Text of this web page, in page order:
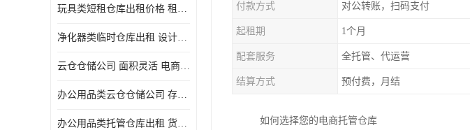
玩具类短租仓库出租价格 租期灵活 智能电商配套
净化器类临时仓库出租 设计简单 电商仓储物流战略合作
云仓仓储公司 面积灵活 电商仓储物流战略合作
办公用品类云仓仓储公司 存货周转很快 电商仓储物流战略整合
办公用品类托管仓库出租 货物装卸方便 电商仓储物流战略合作
付款方式 对公转账，扫码支付
起租期 1个月
配套服务 全托管、代运营
结算方式 预付费，月结
如何选择您的电商托管仓库